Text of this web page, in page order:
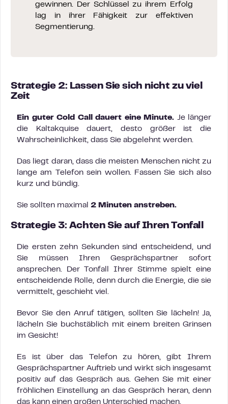
gewinnen. Der Schlüssel zu ihrem Erfolg
lag in ihrer Fähigkeit zur effektiven
Segmentierung.
Strategie 2: Lassen Sie sich nicht zu viel
Zeit
Ein guter Cold Call dauert eine Minute. Je länger
die Kaltakquise dauert, desto größer ist die
Wahrscheinlichkeit, dass Sie abgelehnt werden.
Das liegt daran, dass die meisten Menschen nicht zu
lange am Telefon sein wollen. Fassen Sie sich also
kurz und bündig.
Sie sollten maximal 2 Minuten anstreben.
Strategie 3: Achten Sie auf Ihren Tonfall
Die ersten zehn Sekunden sind entscheidend, und
Sie müssen Ihren Gesprächspartner sofort
ansprechen. Der Tonfall Ihrer Stimme spielt eine
entscheidende Rolle, denn durch die Energie, die sie
vermittelt, geschieht viel.
Bevor Sie den Anruf tätigen, sollten Sie lächeln! Ja,
lächeln Sie buchstäblich mit einem breiten Grinsen
im Gesicht!
Es ist über das Telefon zu hören, gibt Ihrem
Gesprächspartner Auftrieb und wirkt sich insgesamt
positiv auf das Gespräch aus. Gehen Sie mit einer
fröhlichen Einstellung an das Gespräch heran, denn
das kann einen großen Unterschied machen.